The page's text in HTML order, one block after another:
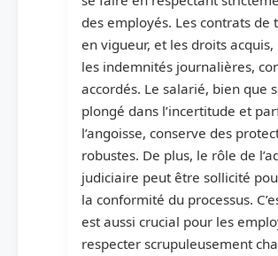
des employés. Les contrats de
en vigueur, et les droits
les indemnités journalières,
accordés. Le salarié, bien que
plongé dans l’incertitude et
l’angoisse, conserve des
robustes. De plus, le rôle de
judiciaire peut être sollicité
la conformité du processus.
est aussi crucial pour les
respecter scrupuleusement